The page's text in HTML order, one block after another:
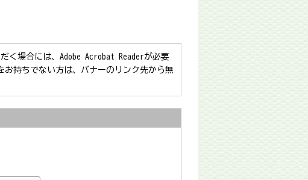
く場合には、Adobe Acrobat Readerが必要
お持ちでない方は、バナーのリンク先から無